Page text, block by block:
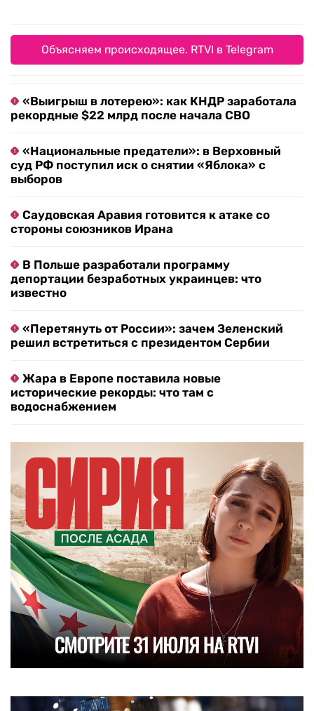
Объясняем происходящее. RTVI в Telegram
«Выигрыш в лотерею»: как КНДР заработала
рекордные $22 млрд после начала СВО
«Национальные предатели»: в Верховный
суд РФ поступил иск о снятии «Яблока» с
выборов
Саудовская Аравия готовится к атаке со
стороны союзников Ирана
В Польше разработали программу
депортации безработных украинцев: что
известно
«Перетянуть от России»: зачем Зеленский
решил встретиться с президентом Сербии
Жара в Европе поставила новые
исторические рекорды: что там с
водоснабжением